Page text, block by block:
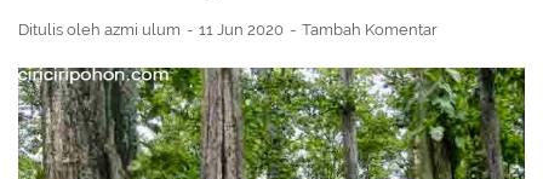
Ditulis oleh azmi ulum 11 Jun 2020 Tambah Komentar